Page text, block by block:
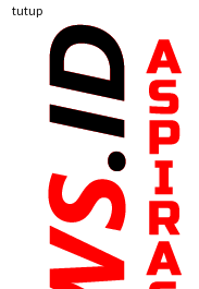
tutup
HUT RI, Puskesmas